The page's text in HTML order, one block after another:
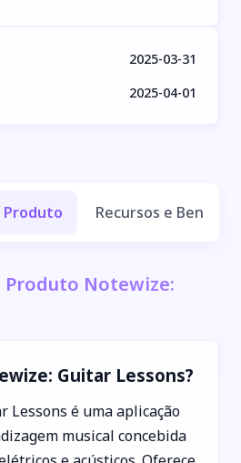
2025-03-31
2025-04-01
Produto Recursos e
Notewize:
Guitar Lessons?
Lessons é uma aplicação
musical concebida